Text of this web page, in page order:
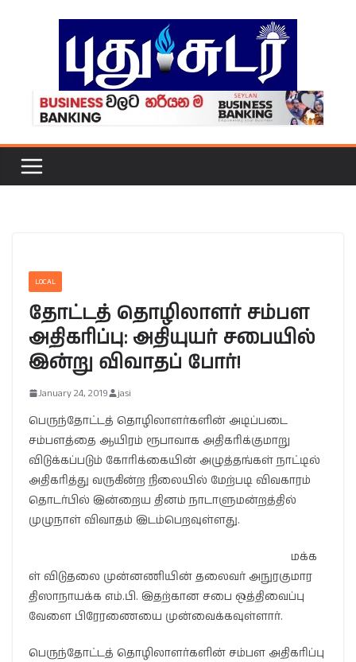
LOCAL
தோட்டத் தொழிலாளர் சம்பள
அதிகரிப்பு: அதியுயர் சபையில்
இன்று விவாதப் போர்!
January 24, 2019 jasi
பெருந்தோட்டத் தொழிலாளர்களின் அடிப்படை
சம்பளத்தை ஆயிரம் ரூபாவாக அதிகரிக்குமாறு
விடுக்கப்படும் கோரிக்கையின் அழுத்தங்கள் நாட்டில்
அதிகரித்து வருகின்ற நிலையில் மேற்படி விவகாரம்
தொடர்பில் இன்றைய தினம் நாடாளுமன்றத்தில்
முழுநாள் விவாதம் இடம்பெறவுள்ளது.
மக்க
ள் விடுதலை முன்னணியின் தலைவர் அநுரகுமார
திஸாநாயக்க எம்.பி. இதற்கான சபை ஒத்திவைப்பு
வேளை பிரேரணையை முன்வைக்கவுள்ளார்.
பெருந்தோட்டத் தொழிலாளர்களின் சம்பள அதிகரிப்பு